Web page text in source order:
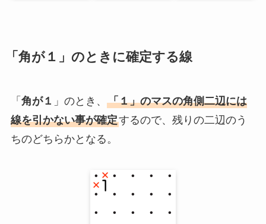
「角が１」のときに確定する線
「 角が１ 」のとき、 「１」のマスの角側二辺には
線を引かない事が確定するので、残りの二辺のう
ちのどちらかとなる。